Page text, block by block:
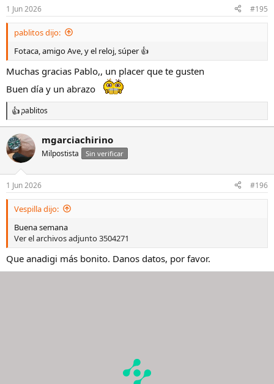
e
s
1 Jun 2026 #195
pablitos dijo:
Fotaca, amigo Ave, y el reloj, súper 👍
Muchas gracias Pablo,, un placer que te gusten
Buen día y un abrazo
R
e
a
c
c
o
n
e
pablitos
mgarciachirino
Milpostista Sin verificar
1 Jun 2026 #196
Vespilla dijo:
Buena semana
Ver el archivos adjunto 3504271
Que anadigi más bonito. Danos datos, por favor.